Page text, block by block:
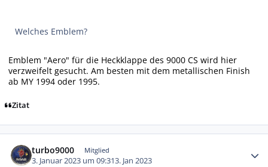
Welches Emblem?
Emblem "Aero" für die Heckklappe des 9000 CS wird hier
verzweifelt gesucht. Am besten mit dem metallischen Finish
ab MY 1994 oder 1995.
Zitat
turbo9000 Mitglied
3. Januar 2023 um 09:313. Jan 2023